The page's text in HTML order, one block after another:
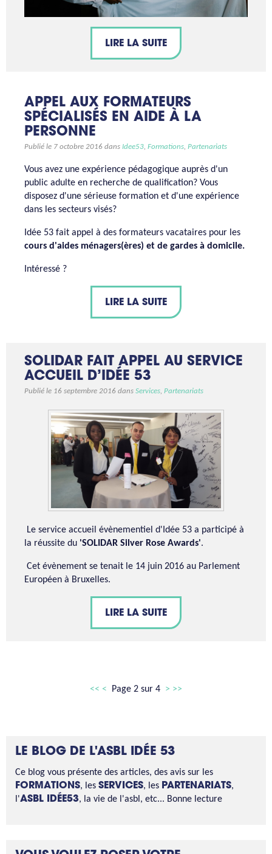
LIRE LA SUITE
APPEL AUX FORMATEURS
SPÉCIALISÉS EN AIDE À LA
PERSONNE
Publié le 7 octobre 2016 dans Idee53, Formations, Partenariats
Vous avez une expérience pédagogique auprès d'un
public adulte en recherche de qualification? Vous
disposez d'une sérieuse formation et d'une expérience
dans les secteurs visés?
Idée 53 fait appel à des formateurs vacataires pour les
cours d'aides ménagers(ères) et de gardes à domicile.
Intéressé ?
LIRE LA SUITE
SOLIDAR FAIT APPEL AU SERVICE
ACCUEIL D’IDÉE 53
Publié le 16 septembre 2016 dans Services, Partenariats
Le service accueil évènementiel d'Idée 53 a participé à
la réussite du 'SOLIDAR Silver Rose Awards'.
Cet évènement se tenait le 14 juin 2016 au Parlement
Européen à Bruxelles.
LIRE LA SUITE
<< < Page 2 sur 4 > >>
LE BLOG DE L'ASBL IDÉE 53
Ce blog vous présente des articles, des avis sur les
FORMATIONS, les SERVICES, les PARTENARIATS,
l'ASBL IDÉE53, la vie de l'asbl, etc... Bonne lecture